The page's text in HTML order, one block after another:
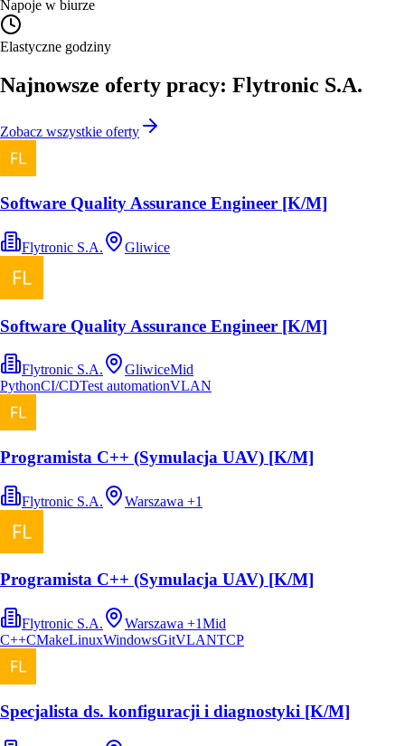
Napoje w biurze
Elastyczne godziny
Najnowsze oferty pracy: Flytronic S.A.
Zobacz wszystkie oferty
Software Quality Assurance Engineer [K/M]
Flytronic S.A. Gliwice
Software Quality Assurance Engineer [K/M]
Flytronic S.A. GliwiceMid
PythonCI/CDTest automationVLAN
Programista C++ (Symulacja UAV) [K/M]
Flytronic S.A. Warszawa +1
Programista C++ (Symulacja UAV) [K/M]
Flytronic S.A. Warszawa +1Mid
C++CMakeLinuxWindowsGitVLANTCP
Specjalista ds. konfiguracji i diagnostyki [K/M]